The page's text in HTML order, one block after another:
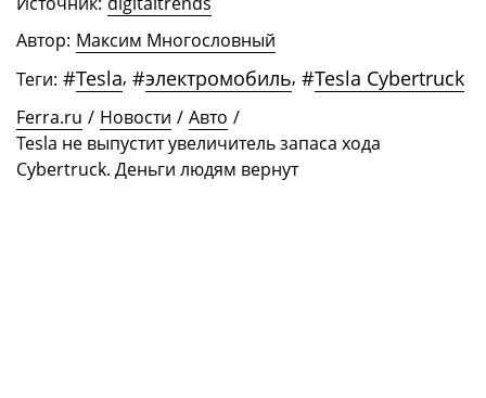
Автор: Максим Многословный
Теги: #Tesla, #электромобиль, #Tesla Cybertruck
Ferra.ru / Новости / Авто /
Tesla не выпустит увеличитель запаса хода
Cybertruck. Деньги людям вернут